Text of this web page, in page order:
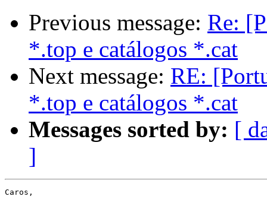
Previous message: Re:
*.top e catálogos *.cat
Next message: RE:
*.top e catálogos *.cat
Messages sorted by: [
]
Caros,